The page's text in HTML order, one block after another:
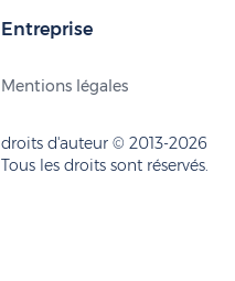
Entreprise
Mentions légales
droits d'auteur © 2013-2026
Tous les droits sont réservés.